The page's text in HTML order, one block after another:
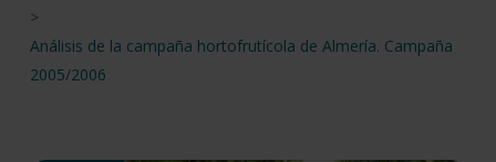
>
Análisis de la campaña hortofrutícola de Almería. Campaña
2005/2006